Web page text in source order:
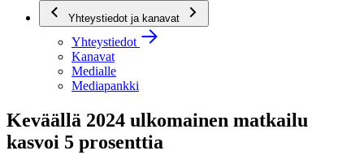
Yhteystiedot ja kanavat
Yhteystiedot
Kanavat
Medialle
Mediapankki
Keväällä 2024 ulkomainen matkailu
kasvoi 5 prosenttia